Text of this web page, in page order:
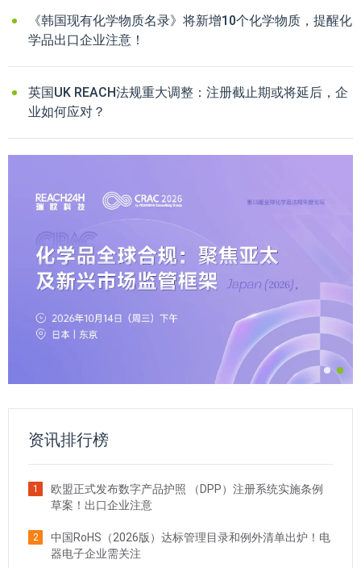
《韩国现有化学物质名录》将新增10个化学物质，提醒化
学品出口企业注意！
英国UK REACH法规重大调整：注册截止期或将延后，企
业如何应对？
资讯排行榜
1
欧盟正式发布数字产品护照 （DPP）注册系统实施条例
草案！出口企业注意
2
中国RoHS（2026版）达标管理目录和例外清单出炉！电
器电子企业需关注